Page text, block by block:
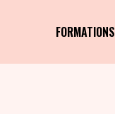
FORMATIONS